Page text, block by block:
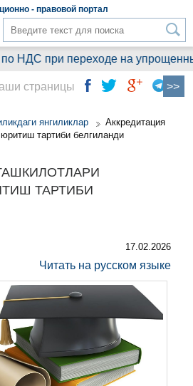
- правовой портал
НДС при переходе на
янгиликлар
Аккредитация
тартиби белгиланди
ТАРТИБИ
17.02.2026
Читать на русском языке
страницы